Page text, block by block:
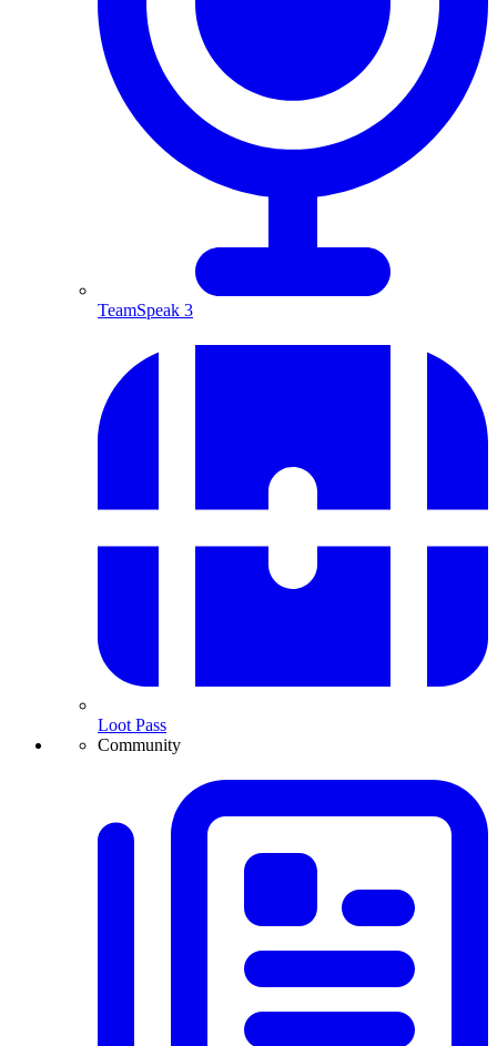
TeamSpeak 3
Loot Pass
Community